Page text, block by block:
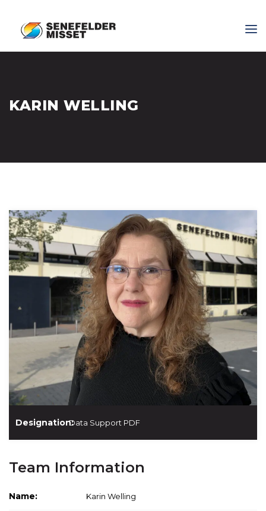
KARIN WELLING
Designation:Data Support PDF
Team Information
Name: Karin Welling